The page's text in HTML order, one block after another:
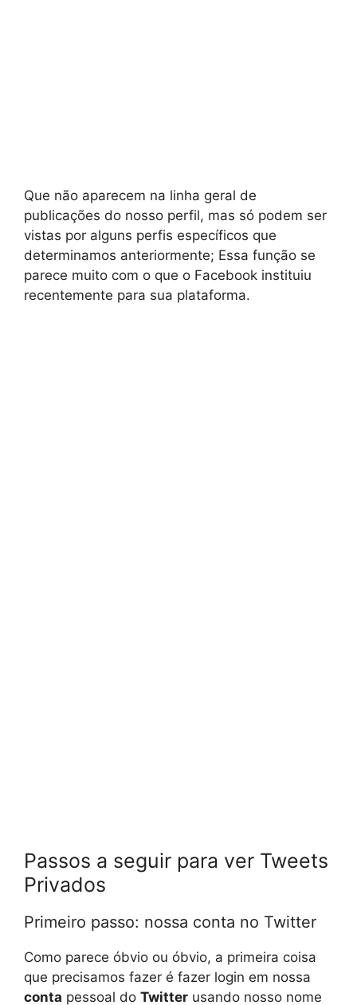
Que não aparecem na linha geral de
publicações do nosso perfil, mas só podem ser
vistas por alguns perfis específicos que
determinamos anteriormente; Essa função se
parece muito com o que o Facebook instituiu
recentemente para sua plataforma.
Passos a seguir para ver Tweets
Privados
Primeiro passo: nossa conta no Twitter
Como parece óbvio ou óbvio, a primeira coisa
que precisamos fazer é fazer login em nossa
conta pessoal do Twitter usando nosso nome